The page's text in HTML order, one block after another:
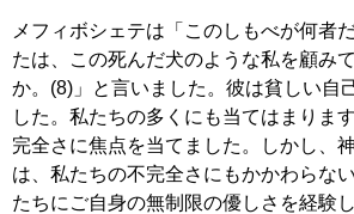
メフィボシェテは「このしもべが何者
たは、この死んだ犬のような私を顧み
か。(8)」と言いました。彼は貧しい自
した。私たちの多くにも当てはまりま
完全さに焦点を当てました。しかし、
は、私たちの不完全さにもかかわらな
たちにご自身の無制限の優しさを経験